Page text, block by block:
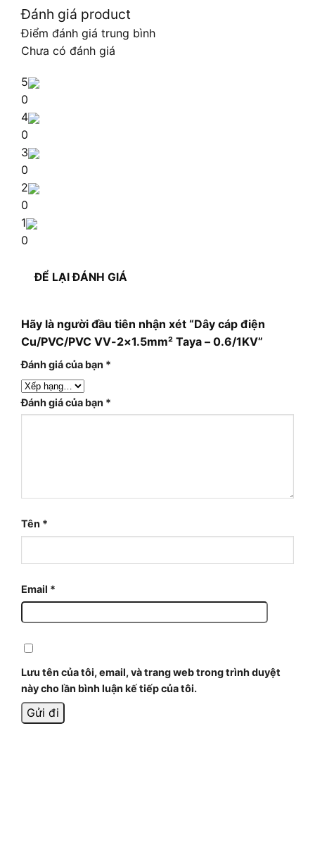
Đánh giá product
Điểm đánh giá trung bình
Chưa có đánh giá
5
0
4
0
3
0
2
0
1
0
ĐỂ LẠI ĐÁNH GIÁ
Hãy là người đầu tiên nhận xét “Dây cáp điện
Cu/PVC/PVC VV-2×1.5mm² Taya – 0.6/1KV”
Đánh giá của bạn *
Đánh giá của bạn *
Tên *
Email *
Lưu tên của tôi, email, và trang web trong trình duyệt
này cho lần bình luận kế tiếp của tôi.